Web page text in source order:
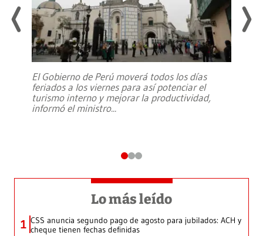
El Gobierno de Perú moverá todos los días
feriados a los viernes para así potenciar el
turismo interno y mejorar la productividad,
informó el ministro...
Lo más leído
1 CSS anuncia segundo pago de agosto para jubilados: ACH y
cheque tienen fechas definidas